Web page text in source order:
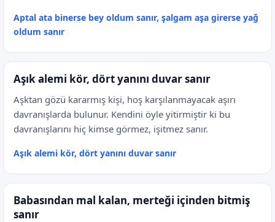
Aptal ata binerse bey oldum sanır, şalgam aşa girerse yağ
oldum sanır
Aşık alemi kör, dört yanını duvar sanır
Aşktan gözü kararmış kişi, hoş karşılanmayacak aşırı
davranışlarda bulunur. Kendini öyle yitirmiştir ki bu
davranışlarını hiç kimse görmez, işitmez sanır.
Aşık alemi kör, dört yanını duvar sanır
Babasından mal kalan, merteği içinden bitmiş
sanır